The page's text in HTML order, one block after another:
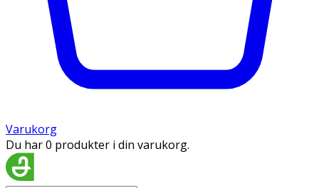
Varukorg
Du har 0 produkter i din varukorg.